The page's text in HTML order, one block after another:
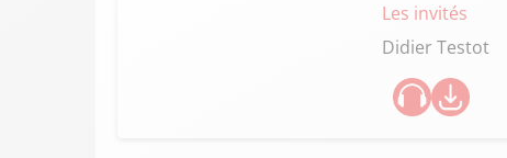
Les invités
Didier Testot